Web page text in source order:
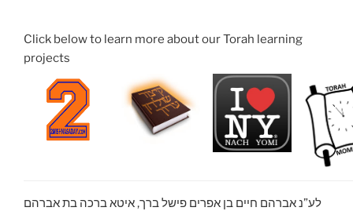
Click below to learn more about our Torah learning
projects
לע”נ אברהם חיים בן אפרים פישל ברך, איטא ברכה בת אברהם